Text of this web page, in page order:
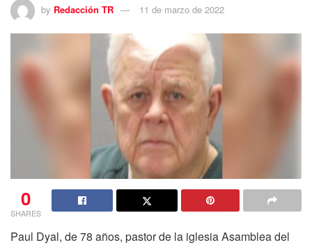
by Redacción TR 11 de marzo de 2022
0
SHARES
Paul Dyal, de 78 años, pastor de la iglesia Asamblea del